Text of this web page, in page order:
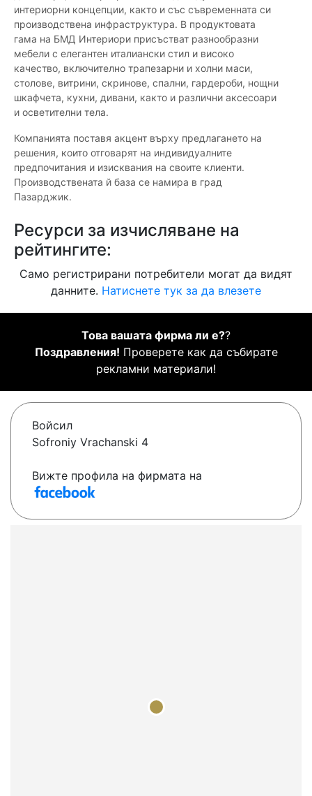
интериорни концепции, както и със съвременната си
производствена инфраструктура. В продуктовата
гама на БМД Интериори присъстват разнообразни
мебели с елегантен италиански стил и високо
качество, включително трапезарни и холни маси,
столове, витрини, скринове, спални, гардероби, нощни
шкафчета, кухни, дивани, както и различни аксесоари
и осветителни тела.
Компанията поставя акцент върху предлагането на
решения, които отговарят на индивидуалните
предпочитания и изисквания на своите клиенти.
Производствената й база се намира в град
Пазарджик.
Ресурси за изчисляване на
рейтингите:
Само регистрирани потребители могат да видят
данните. Натиснете тук за да влезете
Това вашата фирма ли е??
Поздравления! Проверете как да събирате
рекламни материали!
Войсил
Sofroniy Vrachanski 4
Вижте профила на фирмата на